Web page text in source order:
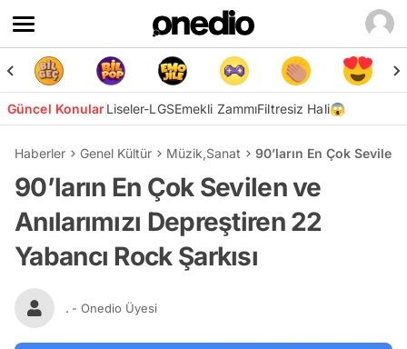
Güncel KonularLiseler-LGSEmekli ZammıFiltresiz Hali😱
Haberler Genel Kültür Müzik,Sanat 90’ların En Çok Sevilen
90’ların En Çok Sevilen ve
Anılarımızı Depreştiren 22
Yabancı Rock Şarkısı
. - Onedio Üyesi